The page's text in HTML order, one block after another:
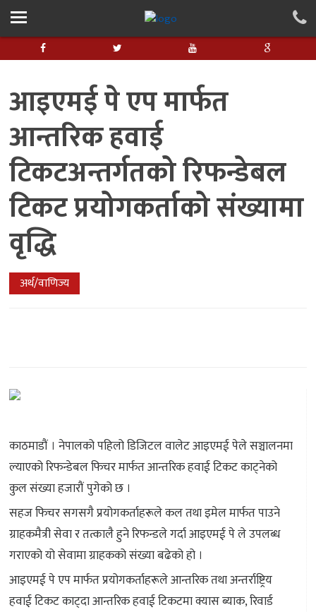
आइएमई पे एप मार्फत
आन्तरिक हवाई
टिकटअन्तर्गतको रिफन्डेबल
टिकट प्रयोगकर्ताको संख्यामा
वृद्धि
अर्थ/वाणिज्य
काठमाडौं । नेपालको पहिलो डिजिटल वालेट आइएमई पेले सञ्चालनमा
ल्याएको रिफन्डेबल फिचर मार्फत आन्तरिक हवाई टिकट काट्नेको
कुल संख्या हजारौं पुगेको छ ।
सहज फिचर सगसगै प्रयोगकर्ताहरूले कल तथा इमेल मार्फत पाउने
ग्राहकमैत्री सेवा र तत्कालै हुने रिफन्डले गर्दा आइएमई पे ले उपलब्ध
गराएको यो सेवामा ग्राहकको संख्या बढेको हो ।
आइएमई पे एप मार्फत प्रयोगकर्ताहरूले आन्तरिक तथा अन्तर्राष्ट्रिय
हवाई टिकट काट्दा आन्तरिक हवाई टिकटमा क्यास ब्याक, रिवार्ड